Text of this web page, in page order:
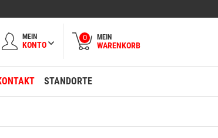
MEIN
KONTO
0 MEIN
WARENKORB
STANDORTE